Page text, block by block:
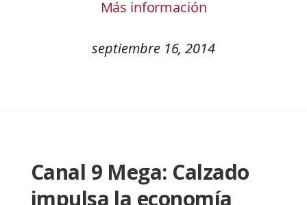
Más información
septiembre 16, 2014
Canal 9 Mega: Calzado
impulsa la economía